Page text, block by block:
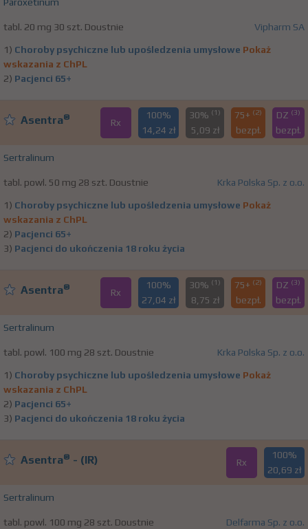
Paroxetinum
tabl. 20 mg 30 szt. Doustnie Vipharm SA
1) Choroby psychiczne lub upośledzenia umysłowe Pokaż
wskazania z ChPL
2) Pacjenci 65+
Asentra® Rx
100%
14,24 zł
30% (1)
5,09 zł
75+ (2)
bezpł.
DZ (3)
bezpł.
Sertralinum
tabl. powl. 50 mg 28 szt. Doustnie Krka Polska Sp. z o.o.
1) Choroby psychiczne lub upośledzenia umysłowe Pokaż
wskazania z ChPL
2) Pacjenci 65+
3) Pacjenci do ukończenia 18 roku życia
Asentra® Rx
100%
27,04 zł
30% (1)
8,75 zł
75+ (2)
bezpł.
DZ (3)
bezpł.
Sertralinum
tabl. powl. 100 mg 28 szt. Doustnie Krka Polska Sp. z o.o.
1) Choroby psychiczne lub upośledzenia umysłowe Pokaż
wskazania z ChPL
2) Pacjenci 65+
3) Pacjenci do ukończenia 18 roku życia
Asentra® - (IR) Rx
100%
20,69 zł
Sertralinum
tabl. powl. 100 mg 28 szt. Doustnie Delfarma Sp. z o.o.